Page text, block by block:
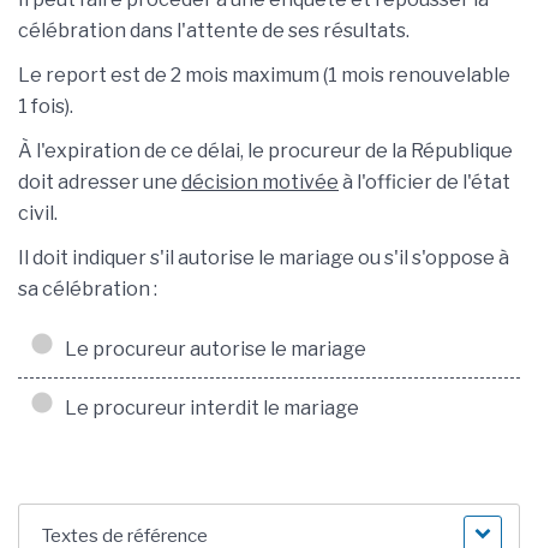
célébration dans l'attente de ses résultats.
Le report est de 2 mois maximum (1 mois renouvelable
1 fois).
À l'expiration de ce délai, le procureur de la République
doit adresser une décision motivée à l'officier de l'état
civil.
Il doit indiquer s'il autorise le mariage ou s'il s'oppose à
sa célébration :
Le procureur autorise le mariage
Le procureur interdit le mariage
Textes de référence